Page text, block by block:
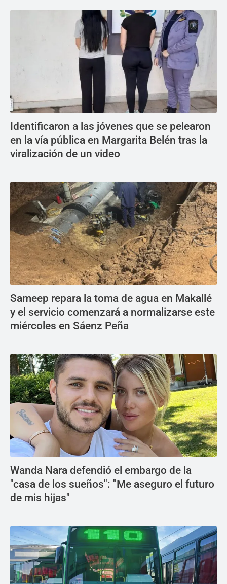
Identificaron a las jóvenes que se pelearon
en la vía pública en Margarita Belén tras la
viralización de un video
Sameep repara la toma de agua en Makallé
y el servicio comenzará a normalizarse este
miércoles en Sáenz Peña
Wanda Nara defendió el embargo de la
"casa de los sueños": "Me aseguro el futuro
de mis hijas"